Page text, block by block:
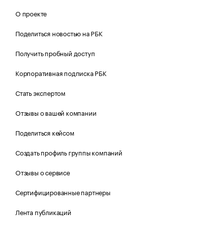
О проекте
Поделиться новостью на РБК
Получить пробный доступ
Корпоративная подписка РБК
Стать экспертом
Отзывы о вашей компании
Поделиться кейсом
Создать профиль группы компаний
Отзывы о сервисе
Сертифицированные партнеры
Лента публикаций